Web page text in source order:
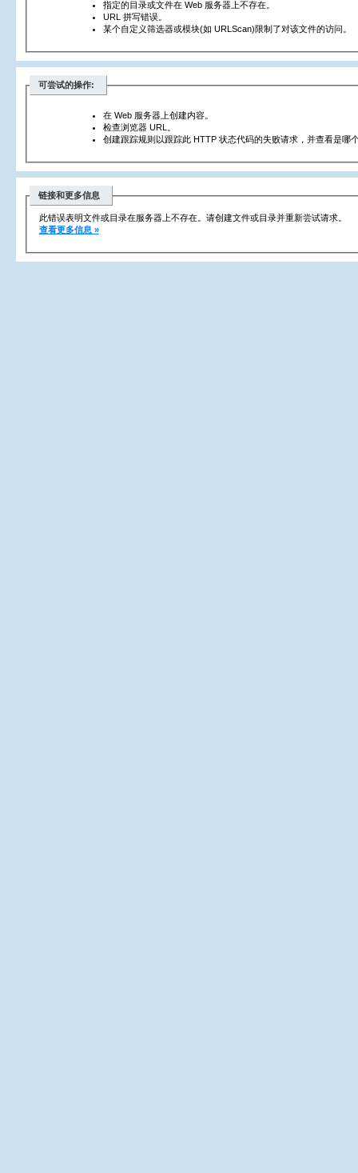
指定的目录或文件在 Web 服务器上不存在。
URL 拼写错误。
某个自定义筛选器或模块(如 URLScan)限制了对该文件的访问。
可尝试的操作:
在 Web 服务器上创建内容。
检查浏览器 URL。
创建跟踪规则以跟踪此 HTTP 状态代码的失败请求，并查看是哪
链接和更多信息
此错误表明文件或目录在服务器上不存在。请创建文件或目录并重新尝试请求。
查看更多信息 »